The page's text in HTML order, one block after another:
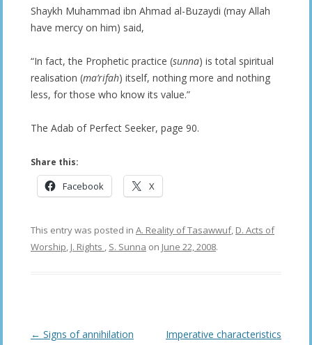
Shaykh Muhammad ibn Ahmad al-Buzaydi (may Allah
have mercy on him) said,
“In fact, the Prophetic practice (sunna) is total spiritual
realisation (ma’rifah) itself, nothing more and nothing
less, for those who know its value.”
The Adab of Perfect Seeker, page 90.
Share this:
Facebook X
This entry was posted in A. Reality of Tasawwuf, D. Acts of
Worship J. Rights S. Sunna on June 22, 2008.
Post
← Signs of annihilation
Imperative characteristics